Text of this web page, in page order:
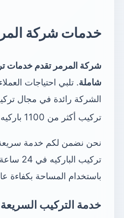
خدمات شركة
شركة المرمر تقدم خدمات
شاملة. تلبي احتياجات
الشركة رائدة في مجال
تركيب أكثر من 1100 باركيه في 2023
نحن نضمن لكم خدمة
تركيب
باستخدام المساحة بكفاءة
خدمة التركيب السريعة